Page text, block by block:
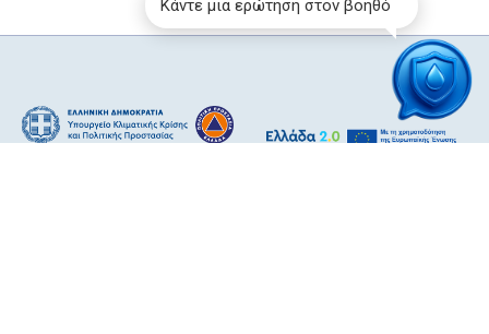
Κάντε μια ερώτηση στον βοηθό